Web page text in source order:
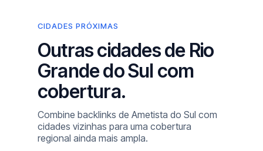
CIDADES PRÓXIMAS
Outras cidades de Rio
Grande do Sul com
cobertura.
Combine backlinks de Ametista do Sul com
cidades vizinhas para uma cobertura
regional ainda mais ampla.